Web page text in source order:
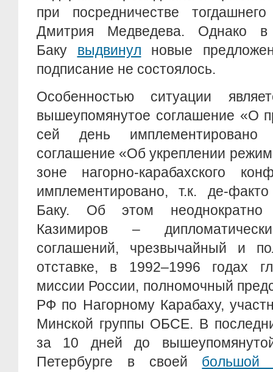
при посредничестве
Дмитрия Медведева. Однако
Баку выдвинул новые
подписание не состоялось.
Особенностью ситуации
вышеупомянутое соглашение «О
сей день
соглашение «Об укреплении
зоне нагорно-карабахского
имплементировано, т.к. де-
Баку. Об этом неоднократно
Казимиров –
соглашений, чрезвычайный и
отставке, в 1992–1996 годах
миссии России, полномочный
РФ по Нагорному Карабаху,
Минской группы ОБСЕ. В
за 10 дней до
Петербурге в своей большой